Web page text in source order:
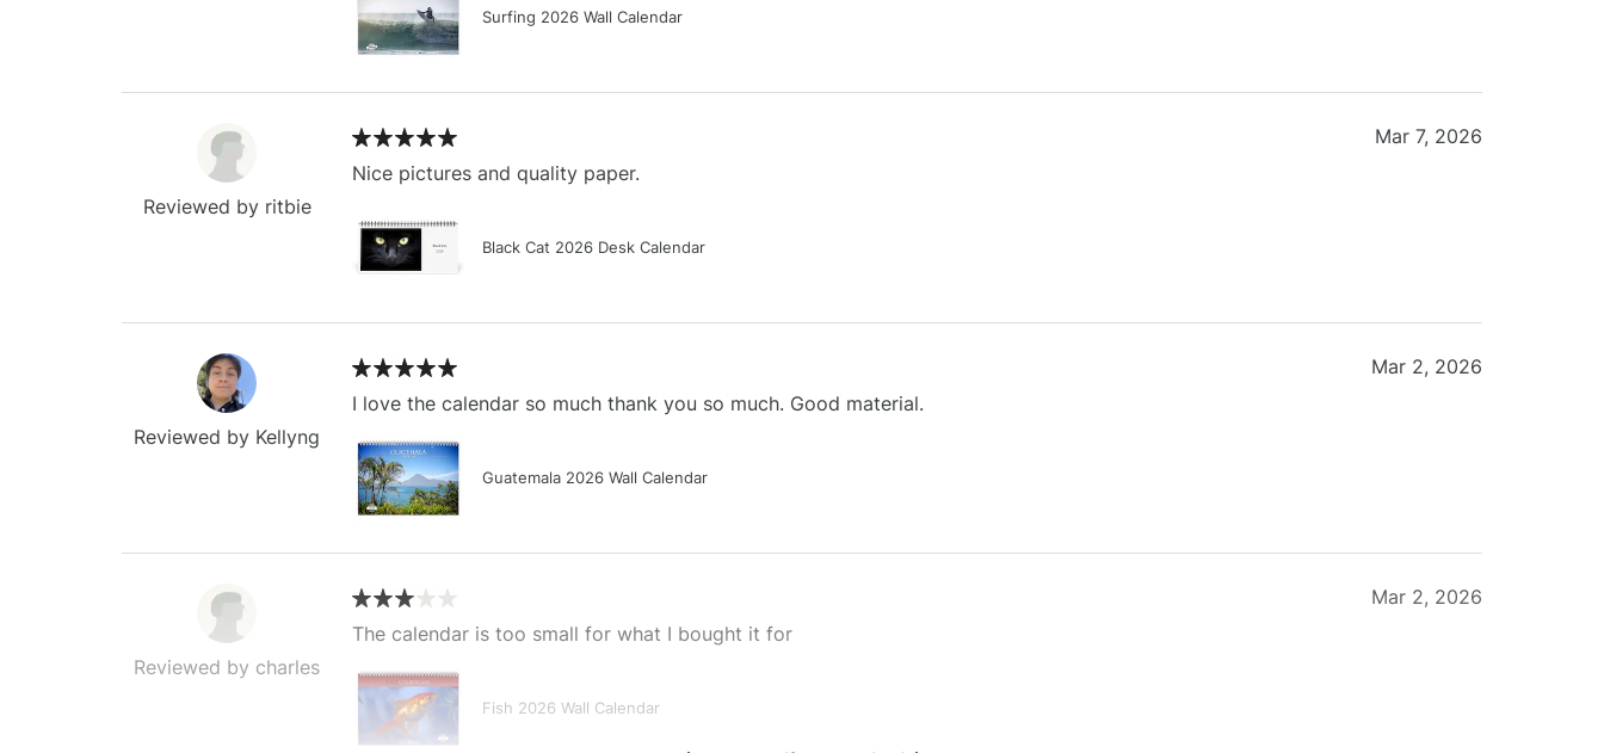
Surfing 2026 Wall Calendar
Reviewed by ritbie
Nice pictures and quality paper.
Black Cat 2026 Desk Calendar
Mar 7, 2026
Reviewed by Kellyng
I love the calendar so much thank you so much. Good material.
Guatemala 2026 Wall Calendar
Mar 2, 2026
Reviewed by charles
The calendar is too small for what I bought it for
Fish 2026 Wall Calendar
Mar 2, 2026